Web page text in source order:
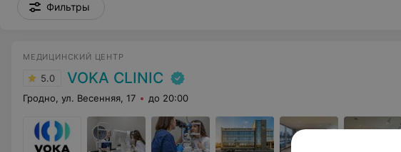
Фильтры
МЕДИЦИНСКИЙ ЦЕНТР
5.0 VOKA CLINIC
Гродно, ул. Весенняя, 17 до 20:00